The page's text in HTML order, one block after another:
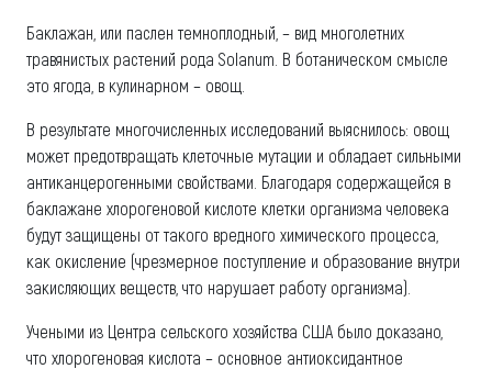
Баклажан, или паслен темноплодный, – вид многолетних
травянистых растений рода Solanum. В ботаническом смысле
это ягода, в кулинарном – овощ.
В результате многочисленных исследований выяснилось: овощ
может предотвращать клеточные мутации и обладает сильными
антиканцерогенными свойствами. Благодаря содержащейся в
баклажане хлорогеновой кислоте клетки организма человека
будут защищены от такого вредного химического процесса,
как окисление (чрезмерное поступление и образование внутри
закисляющих веществ, что нарушает работу организма).
Учеными из Центра сельского хозяйства США было доказано,
что хлорогеновая кислота – основное антиоксидантное